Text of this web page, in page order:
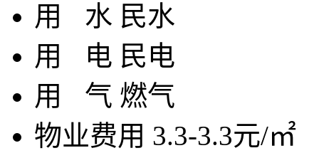
用 水 民水
用
电 民电
用 气 燃气
物业费用 3.3-3.3元/㎡